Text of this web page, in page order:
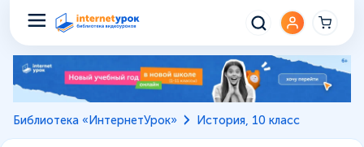
Библиотека «ИнтернетУрок» История, 10 класс